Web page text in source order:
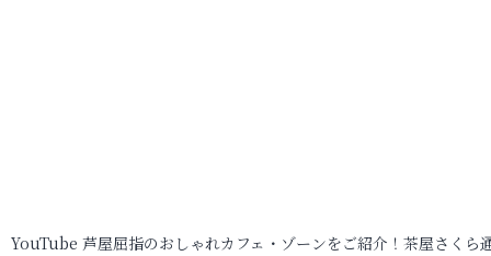
YouTube 芦屋屈指のおしゃれカフェ・ゾーンをご紹介！茶屋さくら